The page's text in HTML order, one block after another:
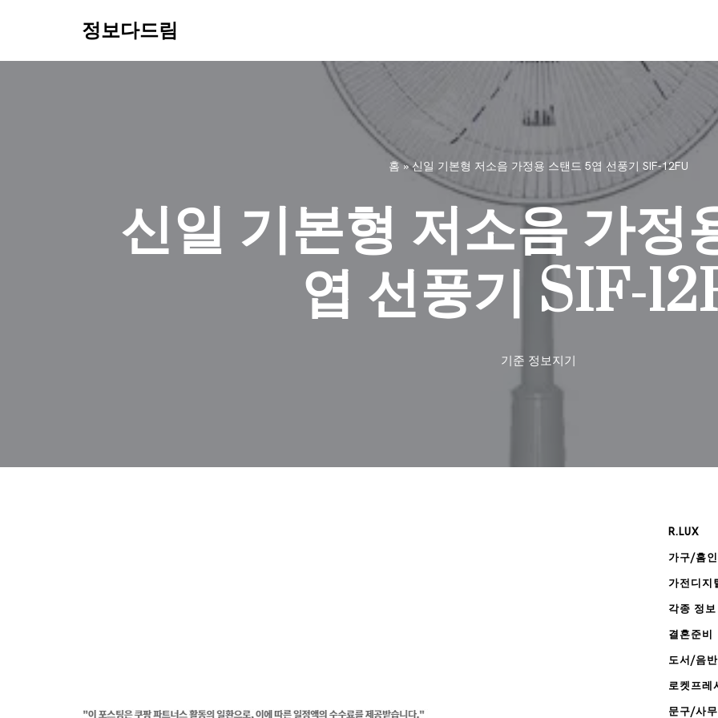
정보다드림
홈»신일 기본형 저소음 가정용 스탠드 5엽 선풍기 SIF-12FU
신일 기본형 저소음 가정
엽 선풍기 SIF-
기준 정보지기
R.LUX
가구/홈
가전디지
각종 정보
결혼준비
도서/음반
로켓프레
문구/사